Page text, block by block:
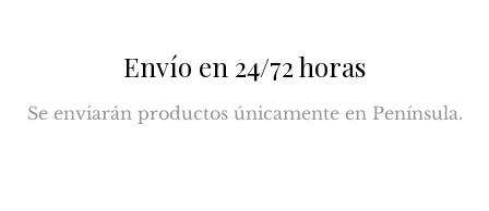
Envío en 24/72 horas
Se enviarán productos únicamente en Península.